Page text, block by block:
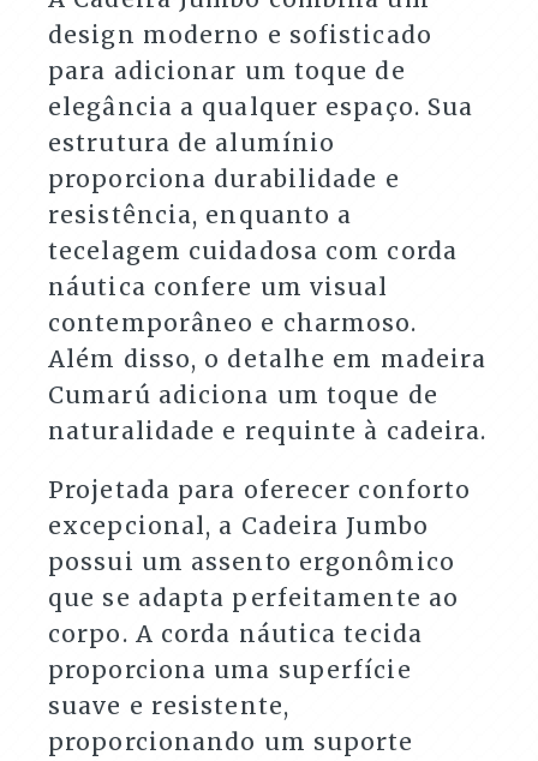
design moderno e sofisticado
para adicionar um toque de
elegância a qualquer espaço. Sua
estrutura de alumínio
proporciona durabilidade e
resistência, enquanto a
tecelagem cuidadosa com corda
náutica confere um visual
contemporâneo e charmoso.
Além disso, o detalhe em madeira
Cumarú adiciona um toque de
naturalidade e requinte à cadeira.
Projetada para oferecer conforto
excepcional, a Cadeira Jumbo
possui um assento ergonômico
que se adapta perfeitamente ao
corpo. A corda náutica tecida
proporciona uma superfície
suave e resistente,
proporcionando um suporte